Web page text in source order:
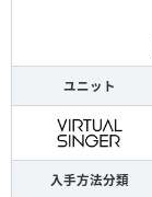
ユニット
入手方法分類